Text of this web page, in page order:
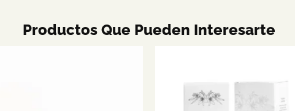
Productos Que Pueden Interesarte